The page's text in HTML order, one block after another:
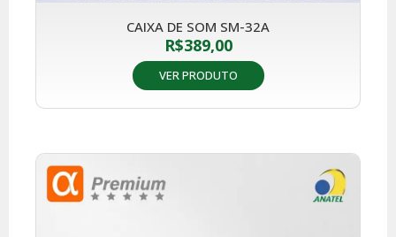
CAIXA DE SOM SM-32A
R$389,00
VER PRODUTO